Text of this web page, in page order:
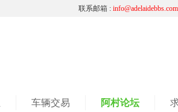
联系邮箱 : info@adelaidebbs.com
车辆交易 阿村论坛